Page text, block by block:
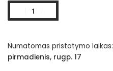
Numatomas pristatymo laikas:
pirmadienis, rugp. 17